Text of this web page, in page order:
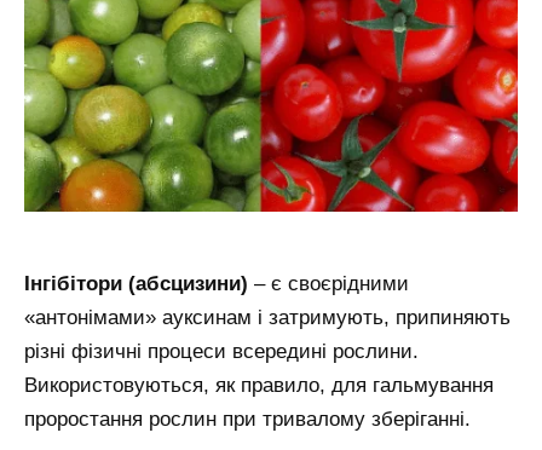
Інгібітори (абсцизини) – є своєрідними
«антонімами» ауксинам і затримують, припиняють
різні фізичні процеси всередині рослини.
Використовуються, як правило, для гальмування
проростання рослин при тривалому зберіганні.